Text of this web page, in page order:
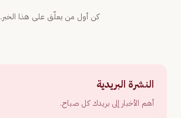
كن أول من يعلّق على هذا الخبر.
النشرة البريدية
أهم الأخبار إلى بريدك كل صباح.